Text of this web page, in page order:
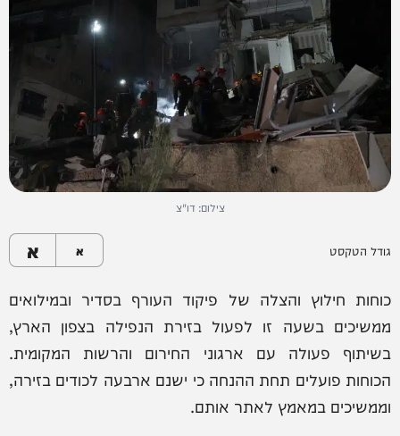
צילום: דו"צ
גודל הטקסט א א
כוחות חילוץ והצלה של פיקוד העורף בסדיר ובמילואים
ממשיכים בשעה זו לפעול בזירת הנפילה בצפון הארץ,
בשיתוף פעולה עם ארגוני החירום והרשות המקומית.
הכוחות פועלים תחת ההנחה כי ישנם ארבעה לכודים בזירה,
וממשיכים במאמץ לאתר אותם.